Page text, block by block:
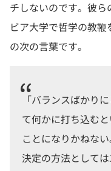
チしないのです。彼
ビア大学で哲学の教
の次の言葉です。
「バランスばかり
て何かに打ち込む
ことになりかねな
決定の方法として